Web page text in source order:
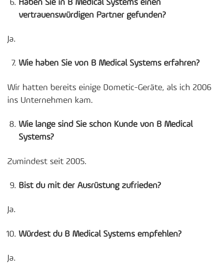
Haben Sie in B Medical Systems einen
vertrauenswürdigen Partner gefunden?
Ja.
Wie haben Sie von B Medical Systems erfahren?
Wir hatten bereits einige Dometic-Geräte, als ich 2006
ins Unternehmen kam.
Wie lange sind Sie schon Kunde von B Medical
Systems?
Zumindest seit 2005.
Bist du mit der Ausrüstung zufrieden?
Ja.
Würdest du B Medical Systems empfehlen?
Ja.